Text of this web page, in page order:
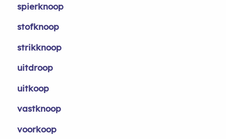
spierknoop
stofknoop
strikknoop
uitdroop
uitkoop
vastknoop
voorkoop